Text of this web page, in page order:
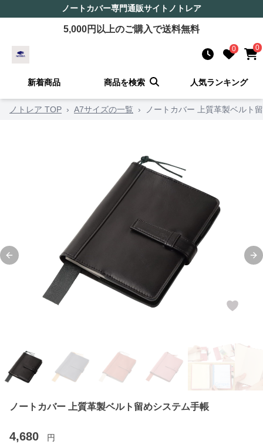
ノートカバー専門通販サイト ノトレア
5,000円以上のご購入で送料無料
0 0
新着商品 商品を検索 人気ランキング
ノトレア TOP › A7サイズの一覧 › ノートカバー 上質革製ベルト
Previous slide
ノートカバー 上質革製ベルト留めシステム手帳
4,680 円